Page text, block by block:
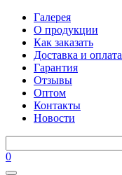
Галерея
О продукции
Как заказать
Доставка и оплата
Гарантия
Отзывы
Оптом
Контакты
Новости
0